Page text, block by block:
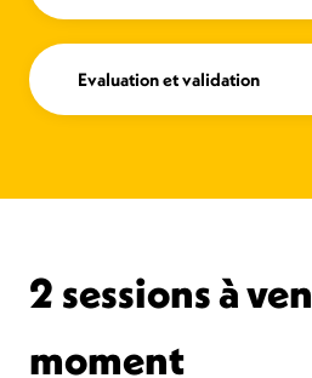
Evaluation et validation
2 sessions à
moment